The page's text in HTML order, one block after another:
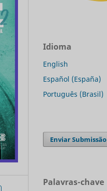
Idioma
English
Español (España)
Português (Brasil)
Enviar Submissão
Palavras-chave